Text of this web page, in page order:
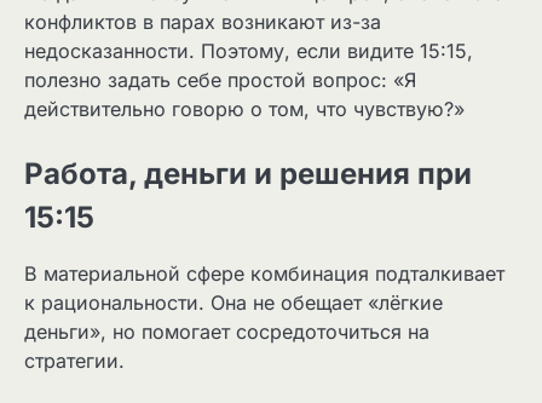
конфликтов в парах возникают из-за
недосказанности. Поэтому, если видите 15:15,
полезно задать себе простой вопрос: «Я
действительно говорю о том, что чувствую?»
Работа, деньги и решения при
15:15
В материальной сфере комбинация подталкивает
к рациональности. Она не обещает «лёгкие
деньги», но помогает сосредоточиться на
стратегии.